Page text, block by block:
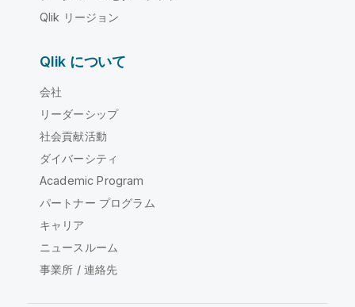
Qlik リージョン
Qlik について
会社
リーダーシップ
社会貢献活動
ダイバーシティ
Academic Program
パートナー プログラム
キャリア
ニュースルーム
事業所 / 連絡先